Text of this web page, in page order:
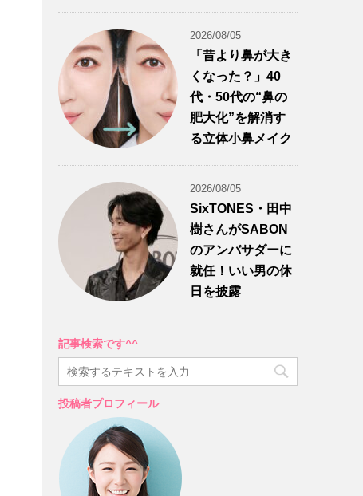
2026/08/05
「昔より鼻が大き
くなった？」40
代・50代の“鼻の
肥大化”を解消す
る立体小鼻メイク
2026/08/05
SixTONES・田中
樹さんがSABON
のアンバサダーに
就任！いい男の休
日を披露
記事検索です^^
投稿者プロフィール